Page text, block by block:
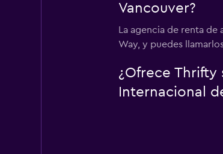
Vancouver?
La agencia de renta
Way, y puedes
¿Ofrece
Internacional